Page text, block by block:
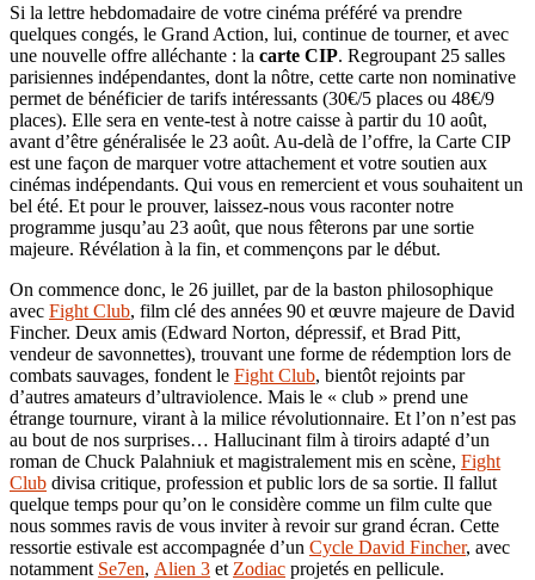
Si la lettre hebdomadaire de votre cinéma préféré va prendre
quelques congés, le Grand Action, lui, continue de tourner, et avec
une nouvelle offre alléchante : la carte CIP. Regroupant 25 salles
parisiennes indépendantes, dont la nôtre, cette carte non nominative
permet de bénéficier de tarifs intéressants (30€/5 places ou 48€/9
places). Elle sera en vente-test à notre caisse à partir du 10 août,
avant d’être généralisée le 23 août. Au-delà de l’offre, la Carte CIP
est une façon de marquer votre attachement et votre soutien aux
cinémas indépendants. Qui vous en remercient et vous souhaitent un
bel été. Et pour le prouver, laissez-nous vous raconter notre
programme jusqu’au 23 août, que nous fêterons par une sortie
majeure. Révélation à la fin, et commençons par le début.
On commence donc, le 26 juillet, par de la baston philosophique
avec Fight Club, film clé des années 90 et œuvre majeure de David
Fincher. Deux amis (Edward Norton, dépressif, et Brad Pitt,
vendeur de savonnettes), trouvant une forme de rédemption lors de
combats sauvages, fondent le Fight Club, bientôt rejoints par
d’autres amateurs d’ultraviolence. Mais le « club » prend une
étrange tournure, virant à la milice révolutionnaire. Et l’on n’est pas
au bout de nos surprises… Hallucinant film à tiroirs adapté d’un
roman de Chuck Palahniuk et magistralement mis en scène, Fight
Club divisa critique, profession et public lors de sa sortie. Il fallut
quelque temps pour qu’on le considère comme un film culte que
nous sommes ravis de vous inviter à revoir sur grand écran. Cette
ressortie estivale est accompagnée d’un Cycle David Fincher, avec
notamment Se7en, Alien 3 et Zodiac projetés en pellicule.